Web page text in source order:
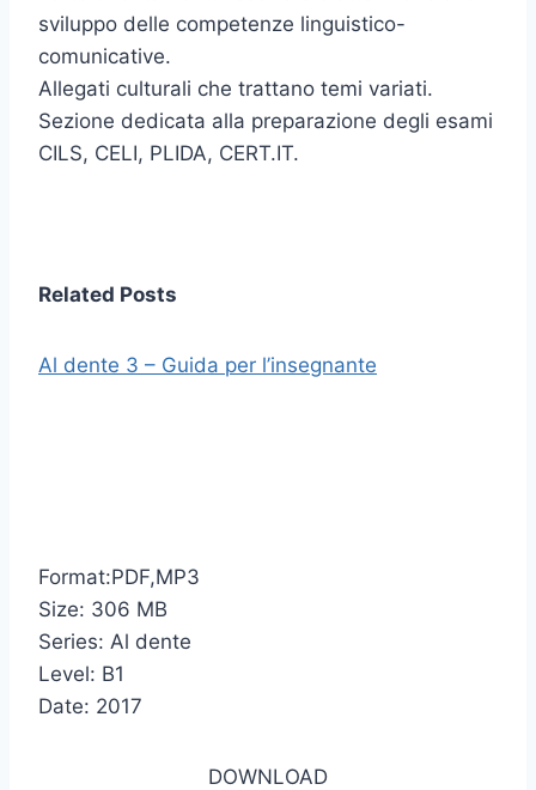
sviluppo delle competenze linguistico-
comunicative.
Allegati culturali che trattano temi variati.
Sezione dedicata alla preparazione degli esami
CILS, CELI, PLIDA, CERT.IT.
Related Posts
Al dente 3 – Guida per l’insegnante
Format:PDF,MP3
Size: 306 MB
Series: Al dente
Level: B1
Date: 2017
DOWNLOAD